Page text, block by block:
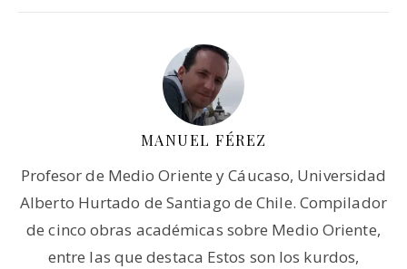
MANUEL FÉREZ
Profesor de Medio Oriente y Cáucaso, Universidad
Alberto Hurtado de Santiago de Chile. Compilador
de cinco obras académicas sobre Medio Oriente,
entre las que destaca Estos son los kurdos,